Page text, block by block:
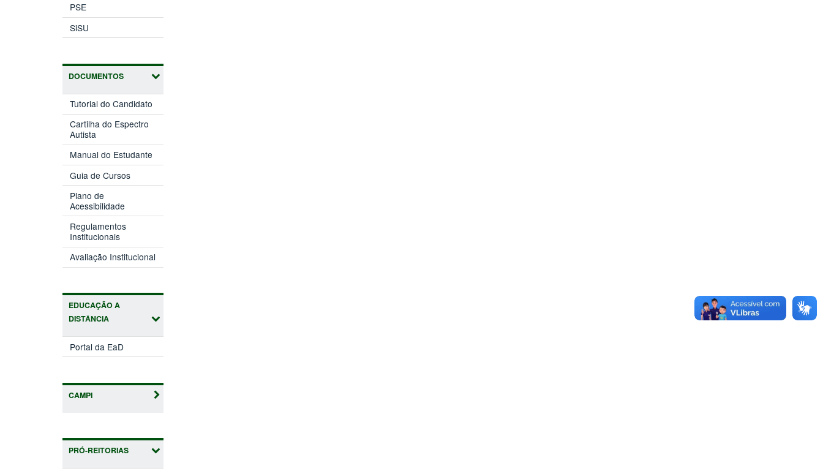
PSE
SiSU
DOCUMENTOS
Tutorial do Candidato
Cartilha do Espectro
Autista
Manual do Estudante
Guia de Cursos
Plano de
Acessibilidade
Regulamentos
Institucionais
Avaliação Institucional
EDUCAÇÃO A
DISTÂNCIA
Portal da EaD
CAMPI
PRÓ-REITORIAS